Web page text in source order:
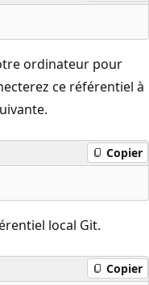
ordinateur pour
ce référentiel à
Copier
local Git.
Copier